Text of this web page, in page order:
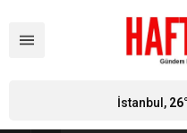
İstanbul, 26